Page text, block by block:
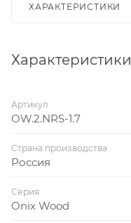
ХАРАКТЕРИСТИКИ
Характеристики
Артикул
OW.2.NRS-1.7
Страна производства
Россия
Серия
Onix Wood